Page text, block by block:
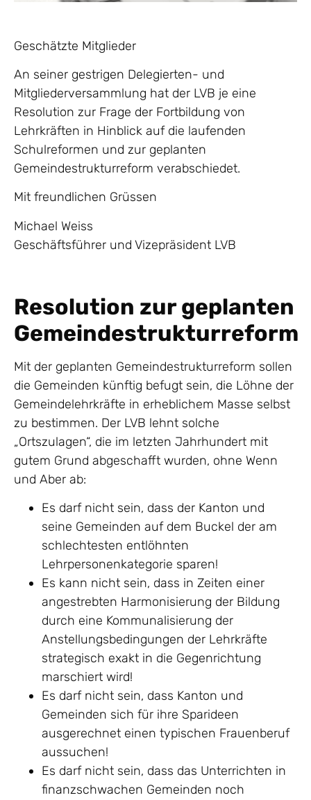
Geschätzte Mitglieder
An seiner gestrigen Delegierten- und
Mitgliederversammlung hat der LVB je eine
Resolution zur Frage der Fortbildung von
Lehrkräften in Hinblick auf die laufenden
Schulreformen und zur geplanten
Gemeindestrukturreform verabschiedet.
Mit freundlichen Grüssen
Michael Weiss
Geschäftsführer und Vizepräsident LVB
Resolution zur geplanten
Gemeindestrukturreform
Mit der geplanten Gemeindestrukturreform sollen
die Gemeinden künftig befugt sein, die Löhne der
Gemeindelehrkräfte in erheblichem Masse selbst
zu bestimmen. Der LVB lehnt solche
„Ortszulagen“, die im letzten Jahrhundert mit
gutem Grund abgeschafft wurden, ohne Wenn
und Aber ab:
Es darf nicht sein, dass der Kanton und
seine Gemeinden auf dem Buckel der am
schlechtesten entlöhnten
Lehrpersonenkategorie sparen!
Es kann nicht sein, dass in Zeiten einer
angestrebten Harmonisierung der Bildung
durch eine Kommunalisierung der
Anstellungsbedingungen der Lehrkräfte
strategisch exakt in die Gegenrichtung
marschiert wird!
Es darf nicht sein, dass Kanton und
Gemeinden sich für ihre Sparideen
ausgerechnet einen typischen Frauenberuf
aussuchen!
Es darf nicht sein, dass das Unterrichten in
finanzschwachen Gemeinden noch